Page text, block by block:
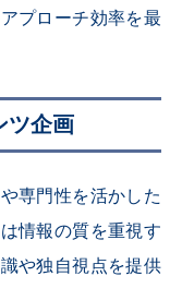
プローチ効率を最
ツ企画
専門性を活かした
情報の質を重視す
や独自視点を提供